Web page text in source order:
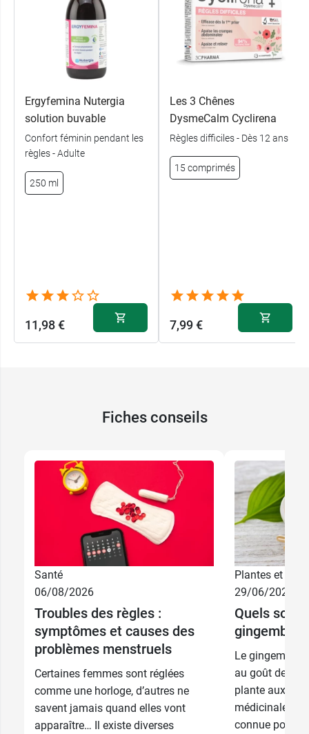
Ergyfemina Nutergia
solution buvable
Confort féminin pendant les
règles - Adulte
250 ml
11,98 €
Les 3 Chênes
DysmeCalm Cyclirena
Règles difficiles - Dès 12 ans
15 comprimés
7,99 €
Fiches conseils
Santé
06/08/2026
Troubles des règles :
symptômes et causes des
problèmes menstruels
Certaines femmes sont réglées
comme une horloge, d’autres ne
savent jamais quand elles vont
apparaître… Il existe diverses
Plantes et
29/06/2026
Quels sont
gingembre
Le gingembre
au goût de
plante aux
médicinales.
connue pour